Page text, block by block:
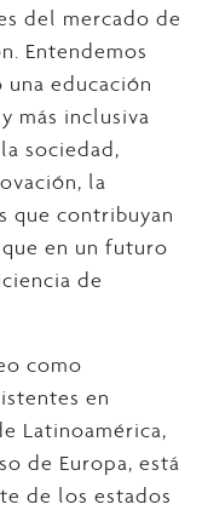
del mercado de
Entendemos
educación
más inclusiva
sociedad,
la
que contribuyan
en un futuro
de
como
en
Latinoamérica,
de Europa, está
de los estados